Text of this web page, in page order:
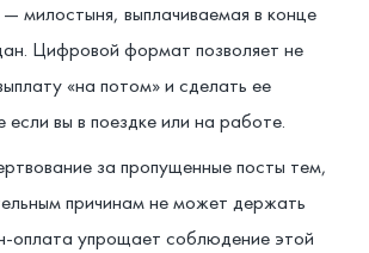
— милостыня, выплачиваемая в конце
Цифровой формат позволяет не
«на потом» и сделать ее
вы в поездке или на работе.
за пропущенные посты тем,
причинам не может держать
оплата упрощает соблюдение этой